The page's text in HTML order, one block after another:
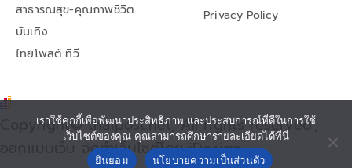
สาธารณสุข-คุณภาพชีวิต
บันเทิง
ไทยโพสต์ ทีวี
Privacy Policy
Copyright© thaipost.net, All rights reserved.,
ออกแบบเว็บ จัดทำเว็บไซต์โดย iDesign
เราใช้คุกกี้เพื่อพัฒนาประสิทธิภาพ และประสบการณ์ที่ดีในการใช้
เว็บไซต์ของคุณ คุณสามารถศึกษารายละเอียดได้ที่นี่
ยินยอม
นโยบายความเป็นส่วนตัว